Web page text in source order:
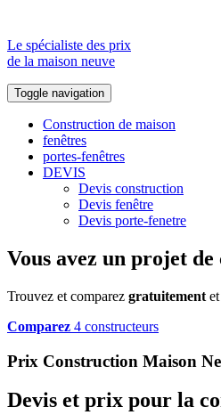
Le spécialiste des prix
de la maison neuve
Toggle navigation
Construction de maison
fenêtres
portes-fenêtres
DEVIS
Devis construction
Devis fenêtre
Devis porte-fenetre
Vous avez un projet
Trouvez et comparez gratuitement et
Comparez 4 constructeurs
Prix Construction Maison
Devis et prix pour la